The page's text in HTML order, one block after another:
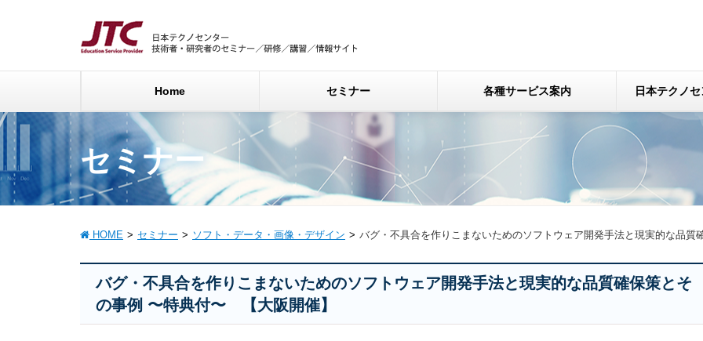
Home セミナー 各種サービス案内 日本テクノ
セミナー
HOME セミナー ソフト・データ・画像・デザイン バグ・不具合を作りこまないためのソフトウェア開発手法と現実的な品
バグ・不具合を作りこまないためのソフトウェア開発手法と現実的な品質確保策とそ
の事例 〜特典付〜 【大阪開催】